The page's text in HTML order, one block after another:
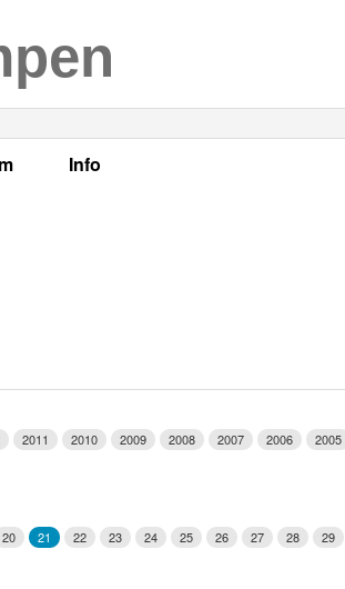
Info
2011 2010 2009 2008 2007 2006
2005
20 21 22 23 24 25 26 27 28
29